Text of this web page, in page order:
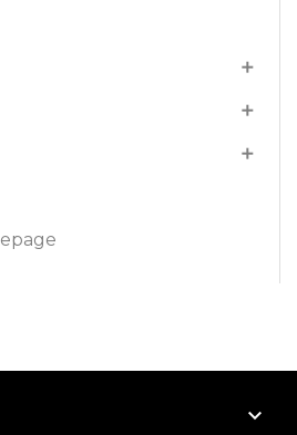



